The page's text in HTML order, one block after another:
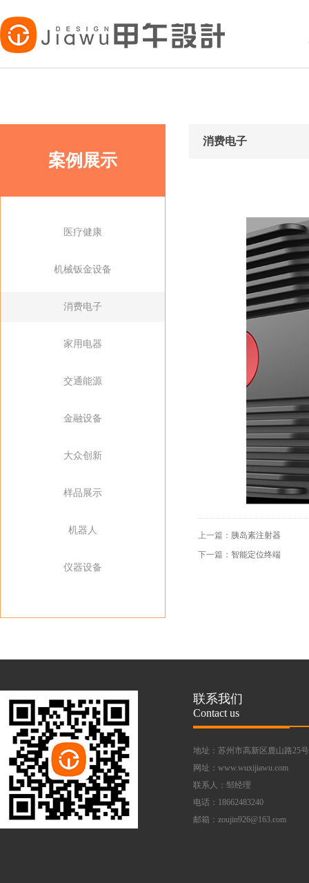
案例展示
医疗健康
机械钣金设备
消费电子
家用电器
交通能源
金融设备
大众创新
样品展示
机器人
仪器设备
消费电子
上一篇： 胰岛素注射器
下一篇： 智能定位终端
联系我们
Contact us
地址：苏州市高新区鹿山路25
网址：www.wuxijiawu.com
联系人：邹经理
电话：18662483240
邮箱：zoujin926@163.com